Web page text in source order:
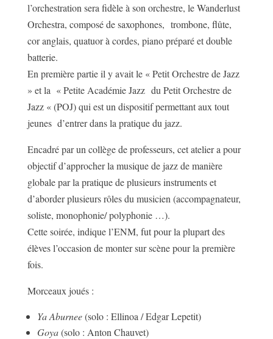
l’orchestration sera fidèle à son orchestre, le Wanderlust
Orchestra, composé de saxophones, trombone, flûte,
cor anglais, quatuor à cordes, piano préparé et double
batterie.
En première partie il y avait le « Petit Orchestre de Jazz
» et la « Petite Académie Jazz du Petit Orchestre de
Jazz « (POJ) qui est un dispositif permettant aux tout
jeunes d’entrer dans la pratique du jazz.
Encadré par un collège de professeurs, cet atelier a pour
objectif d’approcher la musique de jazz de manière
globale par la pratique de plusieurs instruments et
d’aborder plusieurs rôles du musicien (accompagnateur,
soliste, monophonie/ polyphonie …).
Cette soirée, indique l’ENM, fut pour la plupart des
élèves l’occasion de monter sur scène pour la première
fois.
Morceaux joués :
Ya Aburnee(solo : Ellinoa / Edgar Lepetit)
Goya(solo : Anton Chauvet)